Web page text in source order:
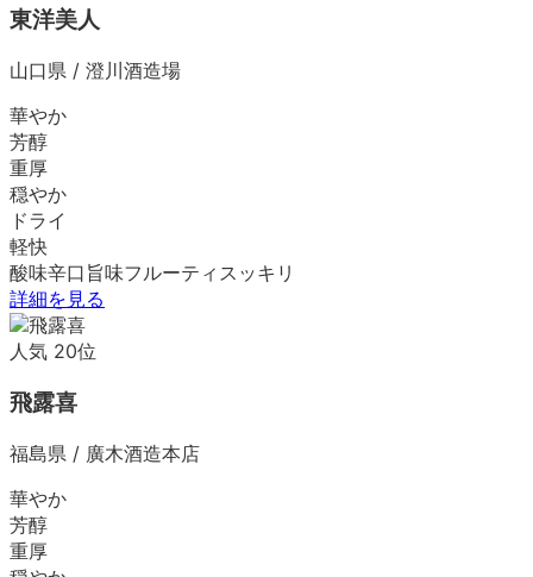
東洋美人
山口県 / 澄川酒造場
華やか
芳醇
重厚
穏やか
ドライ
軽快
酸味辛口 旨味フルーティ スッキリ
詳細を見る
人気 20位
飛露喜
福島県 / 廣木酒造本店
華やか
芳醇
重厚